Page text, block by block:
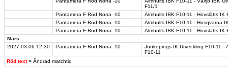
Röd text = Ändrad matchtid
F11/1
Pantamera F Röd Norra -10
Älmhults IBK F10-11 - Hovslätts IK
Pantamera F Röd Norra -10
Älmhults IBK F10-11 - Husqvarna
Pantamera F Röd Norra -10
Älmhults IBK F10-11 - Hovslätts IK
Mars
2027-03-06 12:30 Pantamera F Röd Norra -10
Jönköpings IK Utveckling F10-11 -
F10-11